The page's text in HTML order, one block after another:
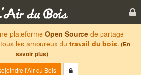
plateforme Open Sourcede partage
les amoureux du travail du bois. (En
savoir plus)
l'Air du Bois